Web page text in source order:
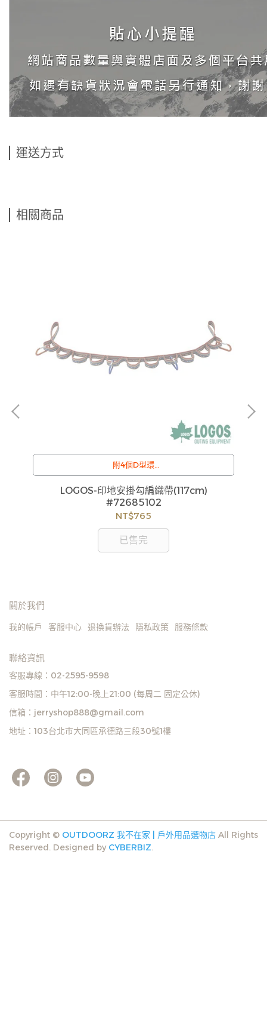
運送方式
相關商品
附4個D型環
/
訂購注意事項 :
商品流動性快且多個平台共用庫存，偶有下單後缺貨
情形，客服人員將立即與您聯繫交期或更換商品，如
無法出貨，本公司將有權取消訂單，造成不便尚請見
諒。如遇庫存不足無法下單，亦歡迎洽詢客服。
LOGOS-印地安掛勾編織帶(117cm)
#72685102
NT$765
已售完
關於我們
我的帳戶 客服中心 退換貨辦法 隱私政策 服務條款
聯絡資訊
客服專線：02-2595-9598
客服時間：中午12:00-晚上21:00 (每周二 固定公休)
信箱：jerryshop888@gmail.com
地址：103台北市大同區承德路三段30號1樓
Copyright © OUTDOORZ 我不在家 | 戶外用品選物店 All Rights
Reserved. Designed by CYBERBIZ.